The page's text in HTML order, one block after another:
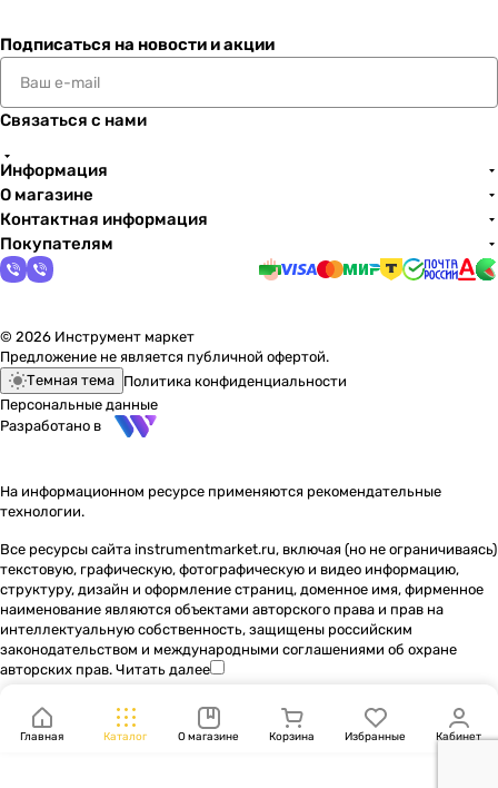
Подписаться на новости и акции
Связаться с нами
Информация
О магазине
Контактная информация
Покупателям
© 2026 Инструмент маркет
Предложение не является публичной офертой.
Темная тема Политика конфиденциальности
Персональные данные
Разработано в
На информационном ресурсе применяются рекомендательные
технологии.
Все ресурсы сайта instrumentmarket.ru, включая (но не ограничиваясь)
текстовую, графическую, фотографическую и видео информацию,
структуру, дизайн и оформление страниц, доменное имя, фирменное
наименование являются объектами авторского права и прав на
интеллектуальную собственность, защищены российским
законодательством и международными соглашениями об охране
авторских прав. Читать далее
Главная Каталог О магазине Корзина Избранные Кабинет